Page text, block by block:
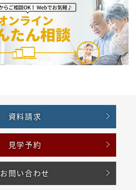
資料請求
見学予約
お問い合わせ